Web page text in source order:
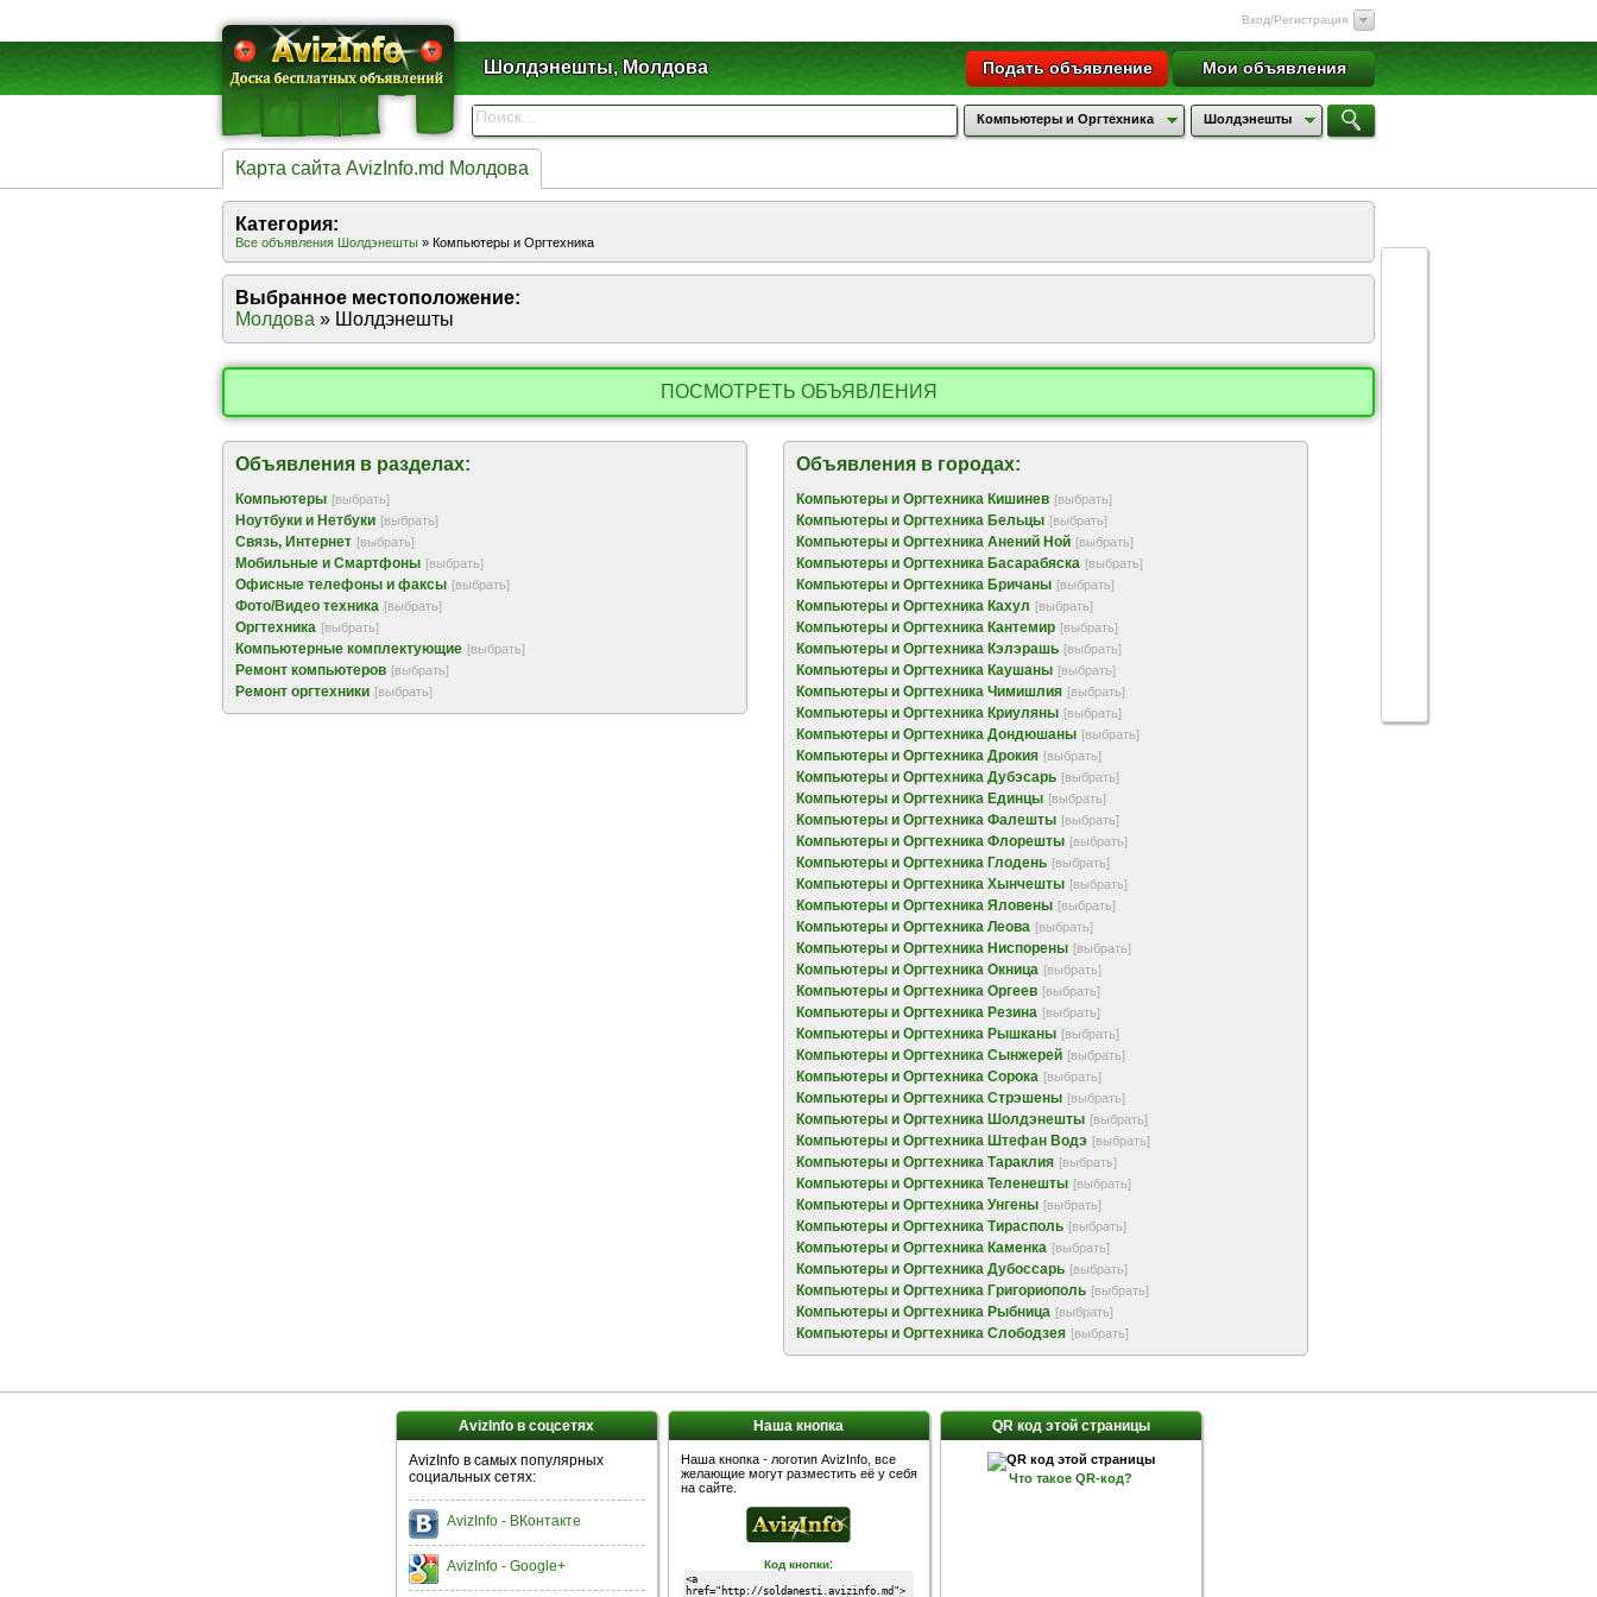
Вход/Регистрация
Шолдэнешты, Молдова Мои объявления
Подать объявление
Компьютеры и Оргтехника Шолдэнешты
Карта сайта AvizInfo.md Молдова
Категория:
Все объявления Шолдэнешты » Компьютеры и Оргтехника
Выбранное местоположение:
Молдова » Шолдэнешты
ПОСМОТРЕТЬ ОБЪЯВЛЕНИЯ
Объявления в разделах:
Компьютеры [выбрать]
Ноутбуки и Нетбуки [выбрать]
Связь, Интернет [выбрать]
Мобильные и Смартфоны [выбрать]
Офисные телефоны и факсы [выбрать]
Фото/Видео техника [выбрать]
Оргтехника [выбрать]
Компьютерные комплектующие [выбрать]
Ремонт компьютеров [выбрать]
Ремонт оргтехники [выбрать]
Объявления в городах:
Компьютеры и Оргтехника Кишинев [выбрать]
Компьютеры и Оргтехника Бельцы [выбрать]
Компьютеры и Оргтехника Анений Ной [выбрать]
Компьютеры и Оргтехника Басарабяска [выбрать]
Компьютеры и Оргтехника Бричаны [выбрать]
Компьютеры и Оргтехника Кахул [выбрать]
Компьютеры и Оргтехника Кантемир [выбрать]
Компьютеры и Оргтехника Кэлэрашь [выбрать]
Компьютеры и Оргтехника Каушаны [выбрать]
Компьютеры и Оргтехника Чимишлия [выбрать]
Компьютеры и Оргтехника Криуляны [выбрать]
Компьютеры и Оргтехника Дондюшаны [выбрать]
Компьютеры и Оргтехника Дрокия [выбрать]
Компьютеры и Оргтехника Дубэсарь [выбрать]
Компьютеры и Оргтехника Единцы [выбрать]
Компьютеры и Оргтехника Фалешты [выбрать]
Компьютеры и Оргтехника Флорешты [выбрать]
Компьютеры и Оргтехника Глодень [выбрать]
Компьютеры и Оргтехника Хынчешты [выбрать]
Компьютеры и Оргтехника Яловены [выбрать]
Компьютеры и Оргтехника Леова [выбрать]
Компьютеры и Оргтехника Ниспорены [выбрать]
Компьютеры и Оргтехника Окница [выбрать]
Компьютеры и Оргтехника Оргеев [выбрать]
Компьютеры и Оргтехника Резина [выбрать]
Компьютеры и Оргтехника Рышканы [выбрать]
Компьютеры и Оргтехника Сынжерей [выбрать]
Компьютеры и Оргтехника Сорока [выбрать]
Компьютеры и Оргтехника Стрэшены [выбрать]
Компьютеры и Оргтехника Шолдэнешты [выбрать]
Компьютеры и Оргтехника Штефан Водэ [выбрать]
Компьютеры и Оргтехника Тараклия [выбрать]
Компьютеры и Оргтехника Теленешты [выбрать]
Компьютеры и Оргтехника Унгены [выбрать]
Компьютеры и Оргтехника Тирасполь [выбрать]
Компьютеры и Оргтехника Каменка [выбрать]
Компьютеры и Оргтехника Дубоссарь [выбрать]
Компьютеры и Оргтехника Григориополь [выбрать]
Компьютеры и Оргтехника Рыбница [выбрать]
Компьютеры и Оргтехника Слободзея [выбрать]
AvizInfo в соцсетях
AvizInfo в самых популярных
социальных сетях:
AvizInfo - ВКонтакте
AvizInfo - Google+
Наша кнопка
Наша кнопка - логотип AvizInfo, все
желающие могут разместить её у себя
на сайте.
Код кнопки:
QR код этой страницы
Что такое QR-код?